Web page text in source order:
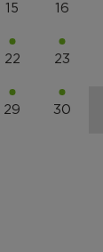
15 16
22 23
29 30